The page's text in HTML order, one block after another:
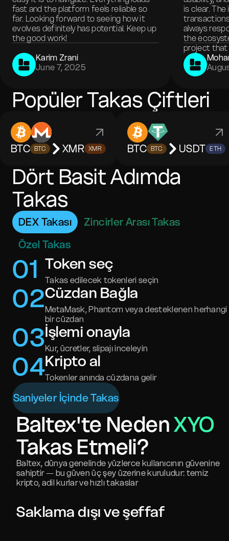
fast and the platform feels reliable so
far. Looking forward to seeing how it
evolves definitely has potential. Keep up
the good work!
Karim Zrani
June 7, 2025
is clear.
always
the
project that
Popüler Takas Çiftleri
BTC BTC XMR XMR BTC BTC USDT ETH
Dört Basit Adımda
Takas
DEX Takası
Zincirler Arası Takas
Özel Takas
01 Token seç
Takas edilecek tokenleri seçin
02Cüzdan Bağla
MetaMask, Phantom veya desteklenen herhangi
bir cüzdan
03İşlemi onayla
Kur, ücretler, slipajı inceleyin
04Kripto al
Tokenler anında cüzdana gelir
Saniyeler İçinde Takas
Baltex'te NedenXYO
Takas Etmeli?
Baltex, dünya genelinde yüzlerce kullanıcının güvenine
sahiptir — bu güven üç şey üzerine kuruludur: temiz
kripto, adil kurlar ve hızlı takaslar
Saklama dışı ve şeffaf